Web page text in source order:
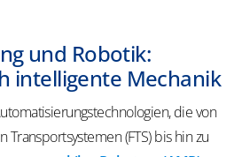
und Robotik:
intelligente Mechanik
die von
(FTS) bis hin zu